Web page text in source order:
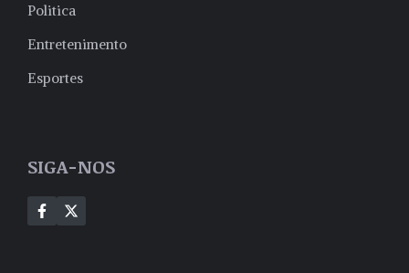
Politica
Entretenimento
Esportes
SIGA-NOS